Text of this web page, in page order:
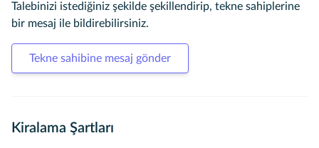
Talebinizi istediğiniz şekilde şekillendirip, tekne sahiplerine
bir mesaj ile bildirebilirsiniz.
Tekne sahibine mesaj gönder
Kiralama Şartları